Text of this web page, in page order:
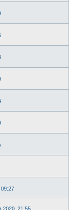
2020, 21:55